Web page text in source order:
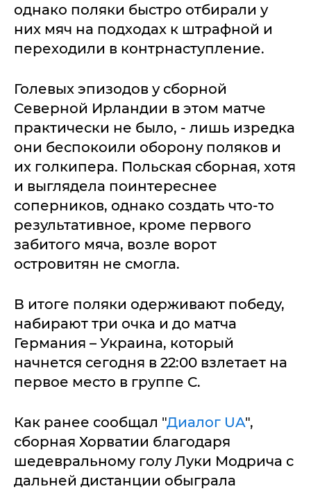
однако поляки быстро отбирали у
них мяч на подходах к штрафной и
переходили в контрнаступление.
Голевых эпизодов у сборной
Северной Ирландии в этом матче
практически не было, - лишь изредка
они беспокоили оборону поляков и
их голкипера. Польская сборная, хотя
и выглядела поинтереснее
соперников, однако создать что-то
результативное, кроме первого
забитого мяча, возле ворот
островитян не смогла.
В итоге поляки одерживают победу,
набирают три очка и до матча
Германия – Украина, который
начнется сегодня в 22:00 взлетает на
первое место в группе С.
Как ранее сообщал "Диалог UA",
сборная Хорватии благодаря
шедевральному голу Луки Модрича с
дальней дистанции обыграла